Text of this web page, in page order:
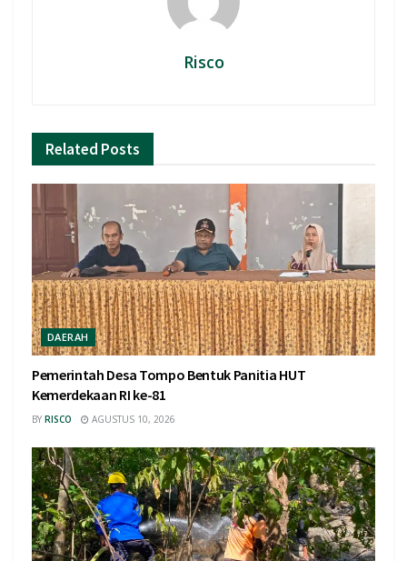
Risco
Related Posts
DAERAH
Pemerintah Desa Tompo Bentuk Panitia HUT
Kemerdekaan RI ke-81
BY RISCO AGUSTUS 10, 2026